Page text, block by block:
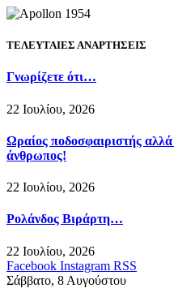
ΤΕΛΕΥΤΑΙΕΣ ΑΝΑΡΤΗΣΕΙΣ
Γνωρίζετε ότι…
22 Ιουλίου, 2026
Ωραίος ποδοσφαιριστής
άνθρωπος!
22 Ιουλίου, 2026
Ρολάνδος Βιράρτη…
22 Ιουλίου, 2026
Facebook Instagram RSS
Σάββατο, 8 Αυγούστου